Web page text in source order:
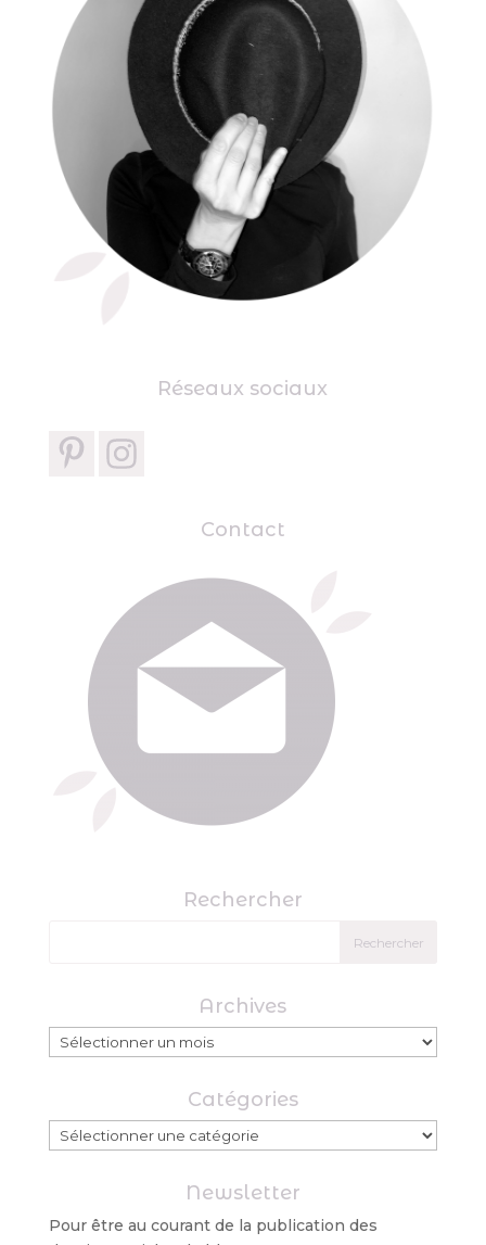
Réseaux sociaux
Contact
Rechercher
Archives
Archives
Catégories
Catégories
Newsletter
Pour être au courant de la publication des